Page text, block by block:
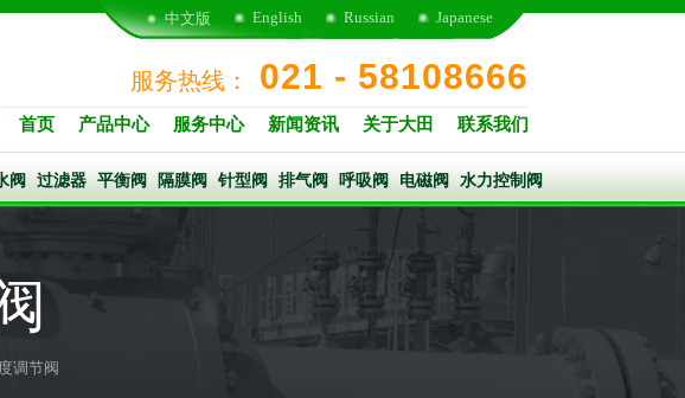
Japanese
Russian
English
中文版
服务热线： 021 - 58108666
首页 产品中心 服务中心 新闻资讯 关于大田 联系我们
阀 过滤器 平衡阀 隔膜阀 针型阀 排气阀 呼吸阀 电磁阀 水力控制阀
调节阀